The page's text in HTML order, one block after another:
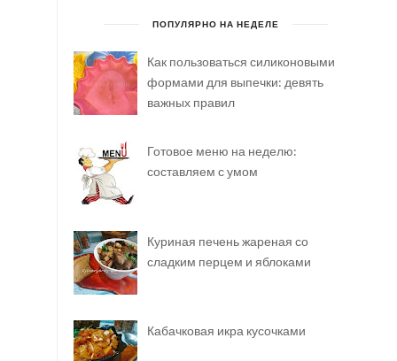
ПОПУЛЯРНО НА НЕДЕЛЕ
Как пользоваться силиконовыми
формами для выпечки: девять
важных правил
Готовое меню на неделю:
составляем с умом
Куриная печень жареная со
сладким перцем и яблоками
Кабачковая икра кусочками